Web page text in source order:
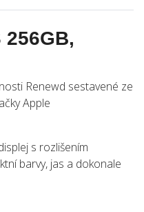
Renewd sestavené ze
Apple
s rozlišením
barvy, jas a dokonale